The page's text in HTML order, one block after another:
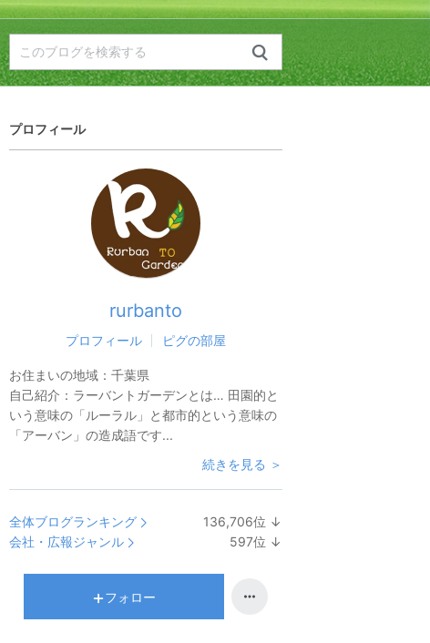
プロフィール
rurbanto
プロフィール ピグの部屋
お住まいの地域： 千葉県
自己紹介： ラーバントガーデンとは… 田園的と
いう意味の「ルーラル」と都市的という意味の
「アーバン」の造成語です...
続きを見る ＞
全体ブログランキング 136,706位 ↓
会社・広報ジャンル 597位 ↓
フォロー